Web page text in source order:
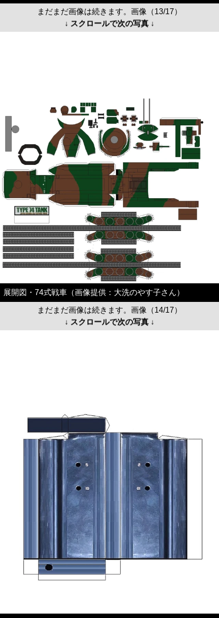
まだまだ画像は続きます。画像（13/17）
↓ スクロールで次の写真 ↓
展開図・74式戦車（画像提供：大洗のやす子さん）
まだまだ画像は続きます。画像（14/17）
↓ スクロールで次の写真 ↓